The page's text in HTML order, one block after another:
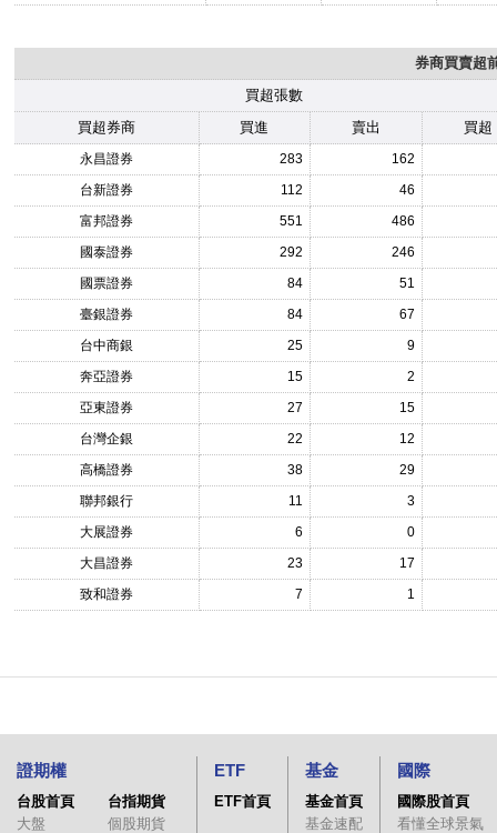
券商買賣超
買超張數
買超券商
買進 賣出 買超
永昌證券 283
162
台新證券
112
46
富邦證券
551
486
國泰證券
292
246
國票證券
84
51
臺銀證券
84
67
台中商銀
25
9
奔亞證券
15
2
亞東證券
27
15
台灣企銀
22
12
高橋證券
38
29
聯邦銀行
11
3
大展證券
6
0
大昌證券
23
17
致和證券
7 1
證期權
台股首頁
大盤
台指期貨
個股期貨
ETF
ETF首頁
基金
基金首頁
基金速配
國際
國際股首頁
看懂全球景氣